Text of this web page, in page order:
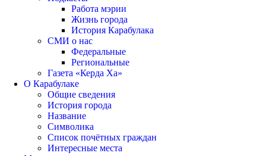
Работа мэрии
Жизнь города
История Карабулака
СМИ о нас
Федеральные
Региональные
Газета «Керда Ха»
О Карабулаке
Общие сведения
История города
Название
Символика
Список почётных граждан
Интересные места